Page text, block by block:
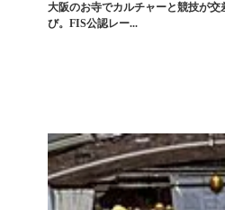
大阪のお寺でカルチャーと競技が
び。FIS公認レー...